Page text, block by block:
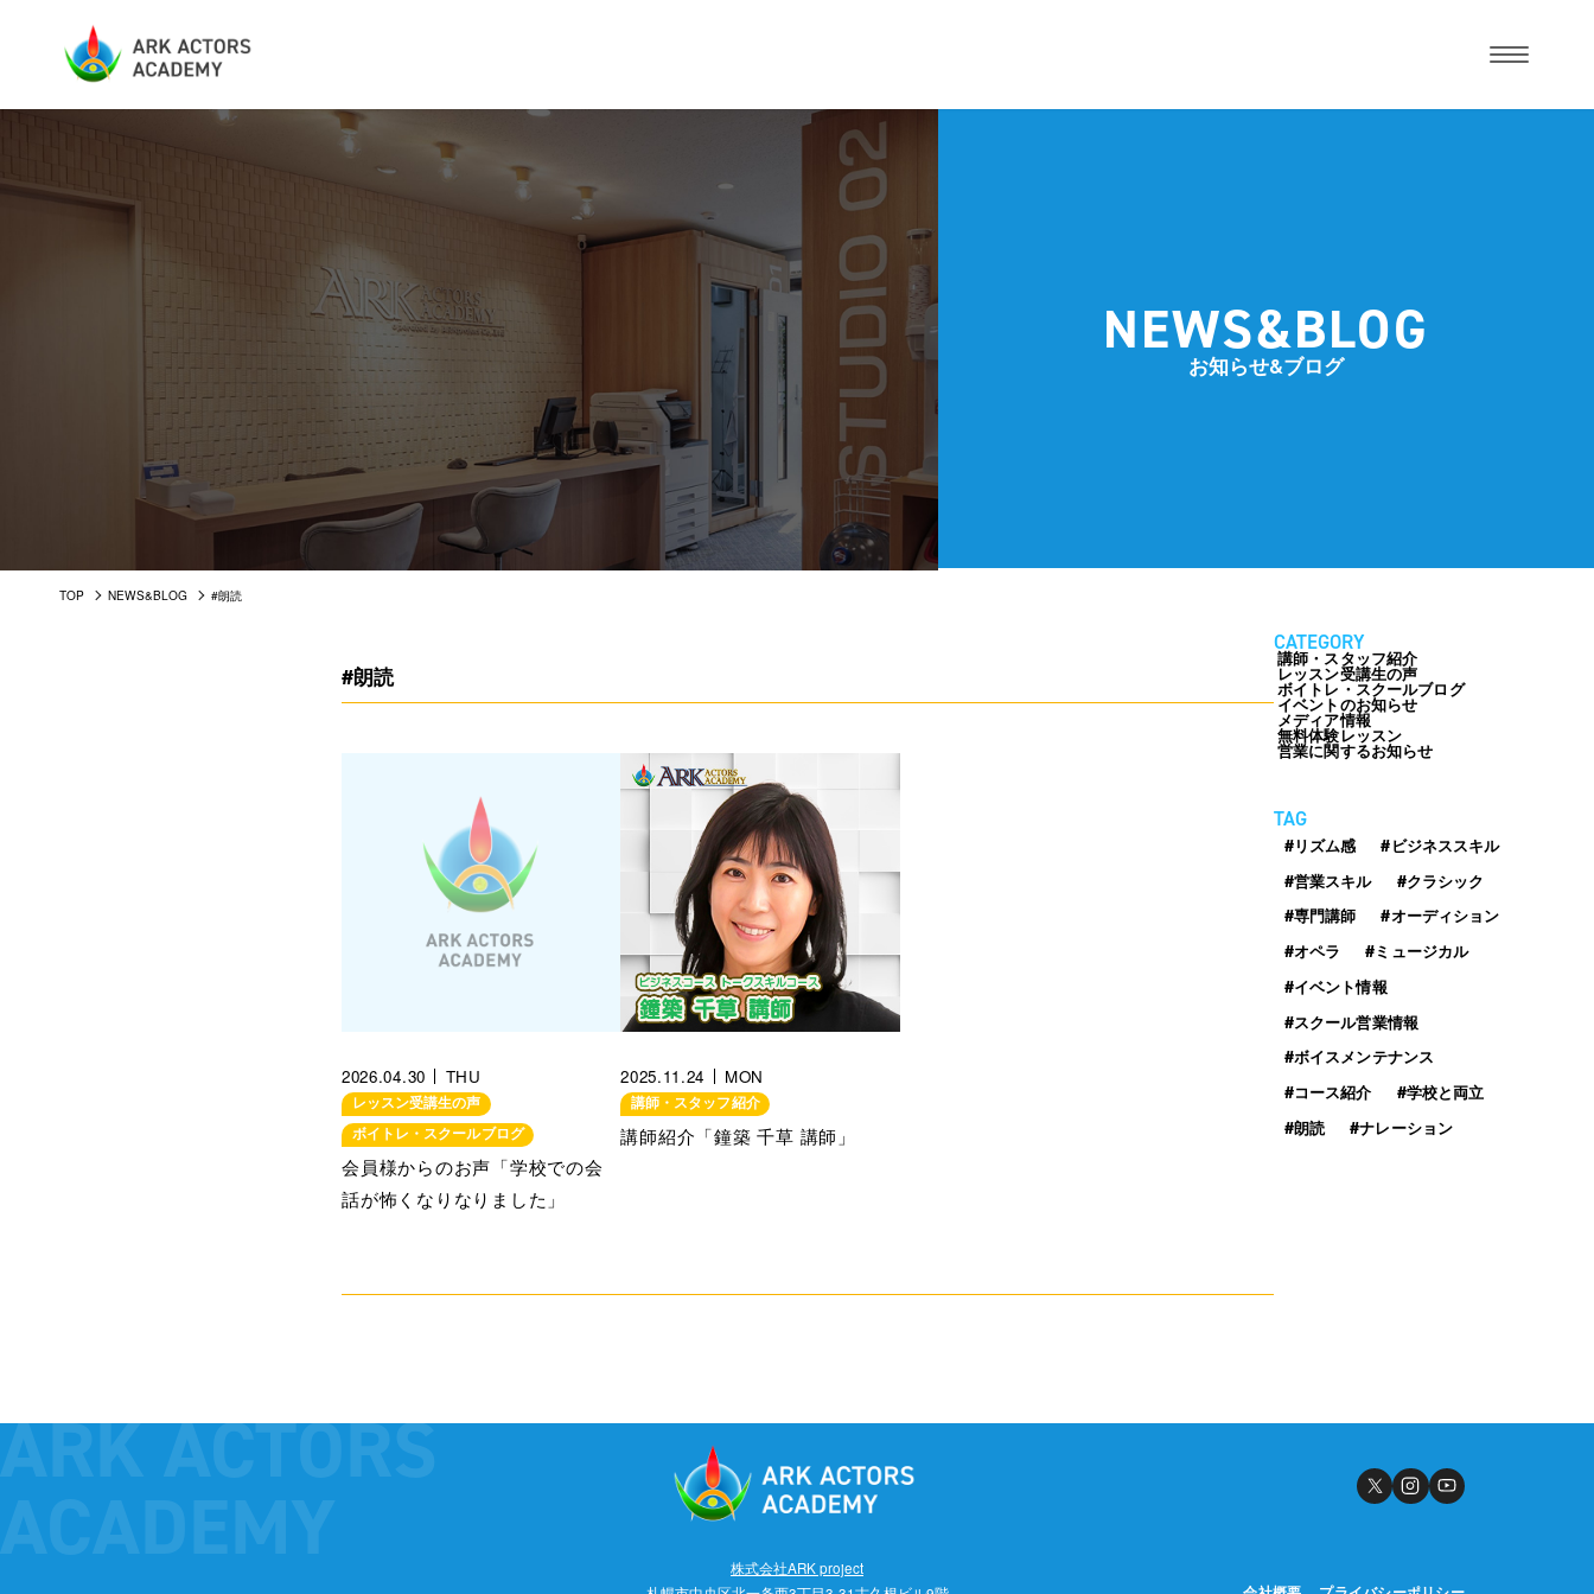
アクセス
会社概要
FREE TRIAL
無料体験レッスン
はこちら
公式LINE
011-600-6789
NEWS&BLOG
お知らせ&ブログ
TOP NEWS&BLOG #朗読
#朗読
2026.04.30 THU
レッスン受講生の声
ボイトレ・スクールブログ
会員様からのお声「学校での会
話が怖くなりなりました」
2025.11.24 MON
講師・スタッフ紹介
講師紹介「鐘築 千草 講師」
CATEGORY
講師・スタッフ紹介
レッスン受講生の声
ボイトレ・スクールブログ
イベントのお知らせ
メディア情報
無料体験レッスン
営業に関するお知らせ
TAG
#リズム感
#ビジネススキル
#営業スキル
#クラシック
#専門講師
#オーディション
#オペラ
#ミュージカル
#イベント情報
#スクール営業情報
#ボイスメンテナンス
#コース紹介
#学校と両立
#朗読
#ナレーション
ARK ACTORS
株式会社ARK project